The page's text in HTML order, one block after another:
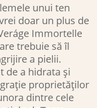
unui ten
doar un plus de
Immortelle
trebuie să îl
a pielii.
de a hidrata și
proprietăților
dintre cele